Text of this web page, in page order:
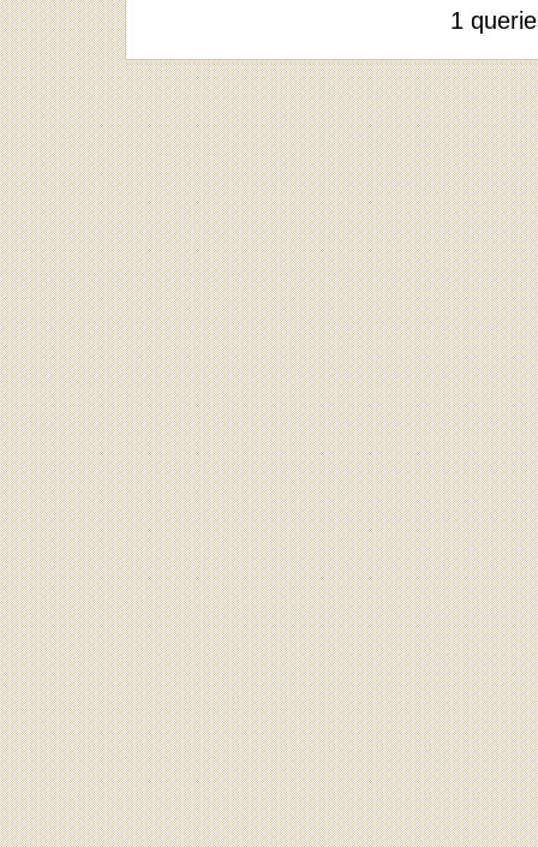
1